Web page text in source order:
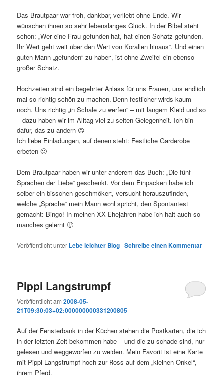
Das Brautpaar war froh, dankbar, verliebt ohne Ende. Wir
wünschen ihnen so sehr lebenslanges Glück. In der Bibel steht
schon: „Wer eine Frau gefunden hat, hat einen Schatz gefunden.
Ihr Wert geht weit über den Wert von Korallen hinaus“. Und einen
guten Mann „gefunden“ zu haben, ist ohne Zweifel ein ebenso
großer Schatz.
Hochzeiten sind ein begehrter Anlass für uns Frauen, uns endlich
mal so richtig schön zu machen. Denn festlicher wirds kaum
noch. Uns richtig „in Schale zu werfen“ – mit langem Kleid und so
– dazu haben wir im Alltag viel zu selten Gelegenheit. Ich bin
dafür, das zu ändern 😉
Ich liebe Einladungen, auf denen steht: Festliche Garderobe
erbeten 🙂
Dem Brautpaar haben wir unter anderem das Buch: „Die fünf
Sprachen der Liebe“ geschenkt. Vor dem Einpacken habe ich
selber ein bisschen geschmökert, versucht herauszufinden,
welche „Sprache“ mein Mann wohl spricht, den Spontantest
gemacht: Bingo! In meinen XX Ehejahren habe ich halt auch so
manches gelernt 🙂
Veröffentlicht unter Lebe leichter Blog |Schreibe einen Kommentar
Pippi Langstrumpf
Veröffentlicht am2008-05-
21T09:30:03+02:000000000331200805
Auf der Fensterbank in der Küchen stehen die Postkarten, die ich
in der letzten Zeit bekommen habe – und die zu schade sind, nur
gelesen und weggeworfen zu werden. Mein Favorit ist eine Karte
mit Pippi Langstrumpf hoch zur Ross auf dem „kleinen Onkel“,
ihrem Pferd.